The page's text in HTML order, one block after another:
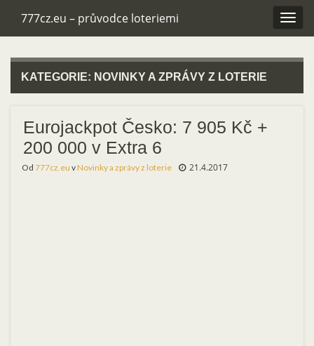
777cz.eu – průvodce loteriemi
KATEGORIE: NOVINKY A ZPRÁVY Z LOTERIE
Eurojackpot Česko: 7 905 Kč +
200 000 v Extra 6
Od 777cz.eu vNovinky a zprávy z loterie 21.4.2017